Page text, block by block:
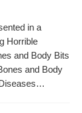
in a
Horrible
and Body Bits
and Body